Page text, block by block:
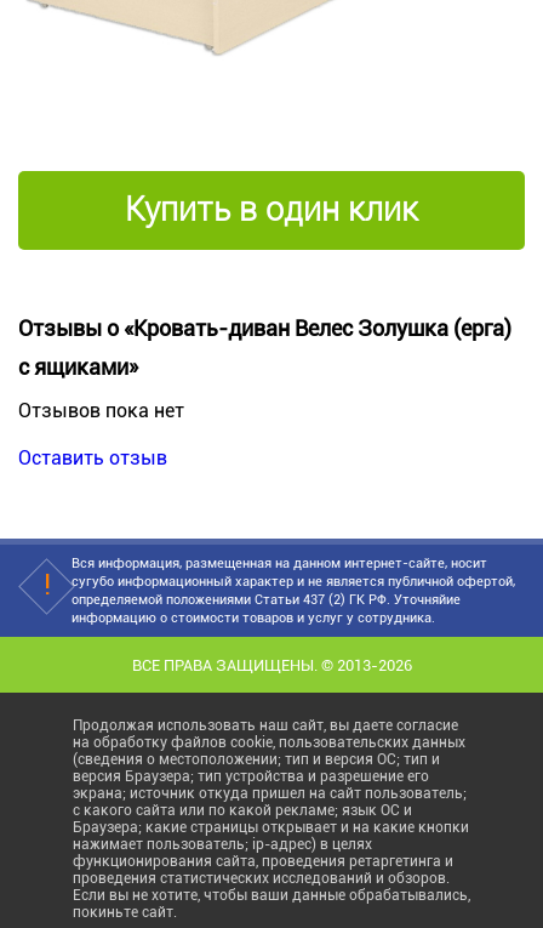
Купить в один клик
Отзывы о «Кровать-диван Велес Золушка (ерга)
с ящиками»
Отзывов пока нет
Оставить отзыв
Вся информация, размещенная на данном интернет-сайте, носит
сугубо информационный характер и не является публичной офертой,
определяемой положениями Статьи 437 (2) ГК РФ. Уточняйие
информацию о стоимости товаров и услуг у сотрудника.
ВСЕ ПРАВА ЗАЩИЩЕНЫ. © 2013-2026
Продолжая использовать наш сайт, вы даете согласие
на обработку файлов cookie, пользовательских данных
(сведения о местоположении; тип и версия ОС; тип и
версия Браузера; тип устройства и разрешение его
экрана; источник откуда пришел на сайт пользователь;
с какого сайта или по какой рекламе; язык ОС и
Браузера; какие страницы открывает и на какие кнопки
нажимает пользователь; ip-адрес) в целях
функционирования сайта, проведения ретаргетинга и
проведения статистических исследований и обзоров.
Если вы не хотите, чтобы ваши данные обрабатывались,
покиньте сайт.